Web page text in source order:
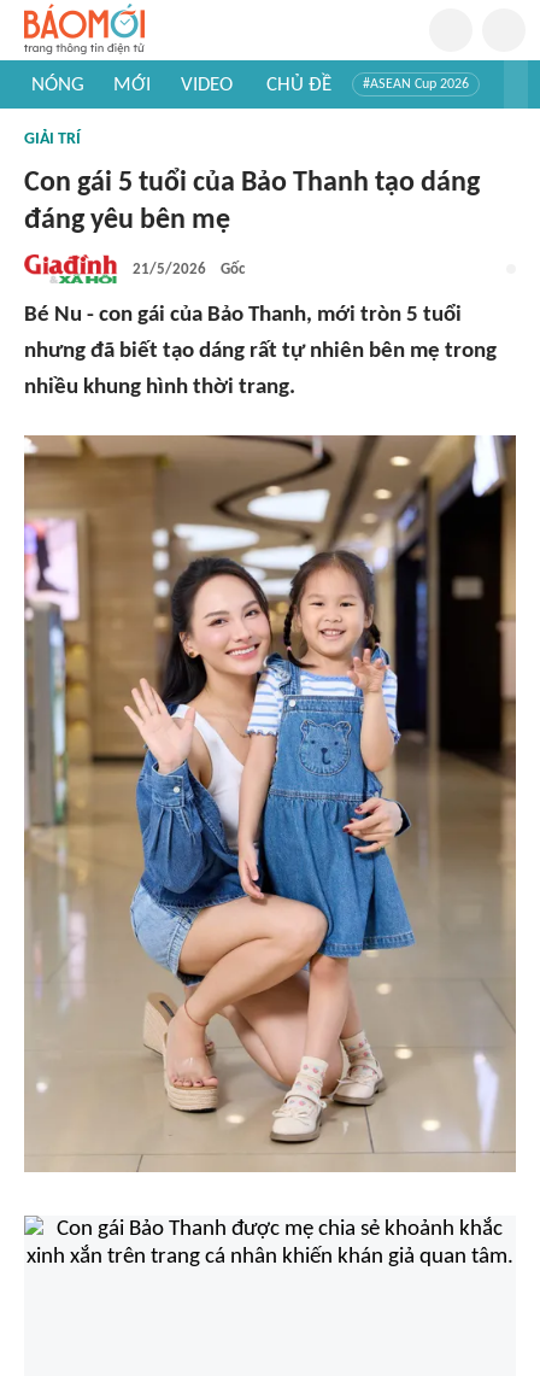
NÓNG MỚI VIDEO CHỦ ĐỀ #ASEAN Cup 2026
#Khám phá thế giới
GIẢI TRÍ
Con gái 5 tuổi của Bảo Thanh tạo dáng
đáng yêu bên mẹ
21/5/2026 Gốc
Bé Nu - con gái của Bảo Thanh, mới tròn 5 tuổi
nhưng đã biết tạo dáng rất tự nhiên bên mẹ trong
nhiều khung hình thời trang.